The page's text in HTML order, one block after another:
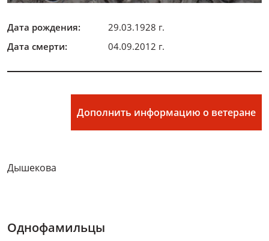
Дата рождения:
29.03.1928 г.
Дата смерти:
04.09.2012 г.
Дополнить информацию о ветеране
Дышекова
Однофамильцы